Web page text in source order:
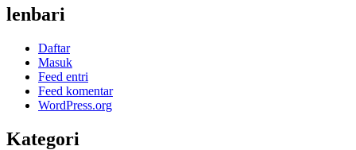
lenbari
Daftar
Masuk
Feed entri
Feed komentar
WordPress.org
Kategori